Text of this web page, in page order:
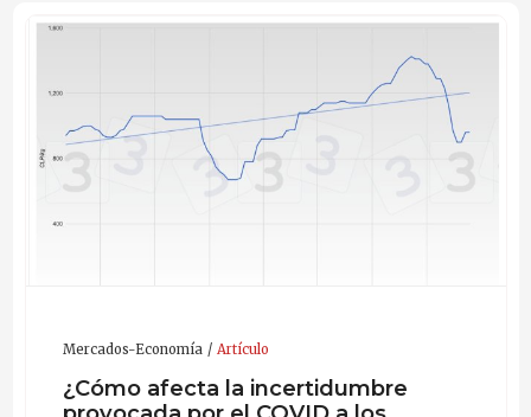
Mercados-Economía Artículo
¿Cómo afecta la incertidumbre